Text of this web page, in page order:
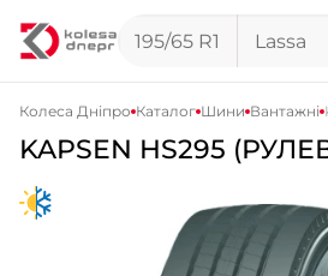
+38
+38
Колеса Дніпро Каталог Шини Вантажні
KAPSEN HS295